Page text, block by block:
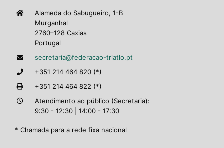
Alameda do Sabugueiro, 1-B
Murganhal
2760–128 Caxias
Portugal
secretaria@federacao-triatlo.pt
+351 214 464 820 (*)
+351 214 464 822 (*)
Atendimento ao público (Secretaria):
9:30 - 12:30 | 14:00 - 17:30
* Chamada para a rede fixa nacional